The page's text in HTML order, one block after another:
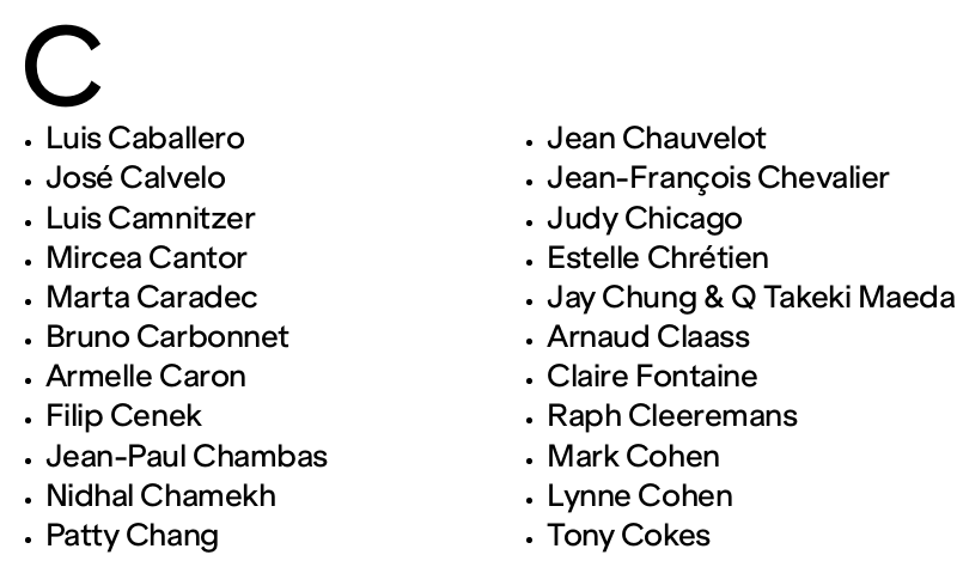
C
Luis Caballero
José Calvelo
Luis Camnitzer
Mircea Cantor
Marta Caradec
Bruno Carbonnet
Armelle Caron
Filip Cenek
Jean-Paul Chambas
Nidhal Chamekh
Patty Chang
Jean Chauvelot
Jean-François Chevalier
Judy Chicago
Estelle Chrétien
Jay Chung & Q Takeki Maeda
Arnaud Claass
Claire Fontaine
Raph Cleeremans
Mark Cohen
Lynne Cohen
Tony Cokes